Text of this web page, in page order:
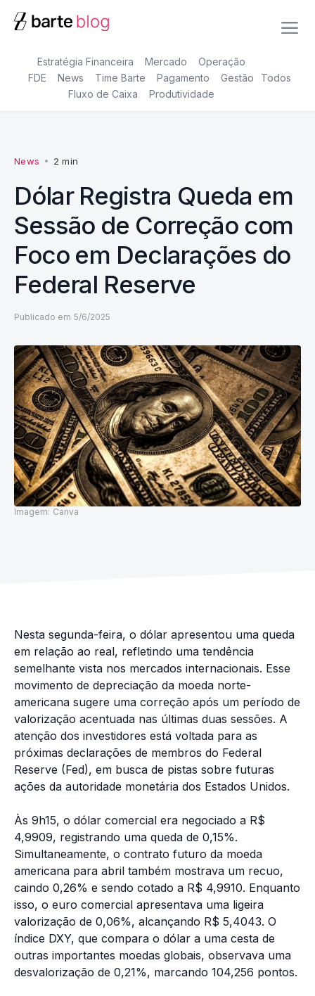
Estratégia Financeira Mercado
Operação
FDE
News Time Barte Pagamento
Gestão
Fluxo de Caixa
Produtividade
Todos
News • 2 min
Dólar Registra Queda em
Sessão de Correção com
Foco em Declarações do
Federal Reserve
Publicado em 5/6/2025
Imagem: Canva
Nesta segunda-feira, o dólar apresentou uma queda
em relação ao real, refletindo uma tendência
semelhante vista nos mercados internacionais. Esse
movimento de depreciação da moeda norte-
americana sugere uma correção após um período de
valorização acentuada nas últimas duas sessões. A
atenção dos investidores está voltada para as
próximas declarações de membros do Federal
Reserve (Fed), em busca de pistas sobre futuras
ações da autoridade monetária dos Estados Unidos.
Às 9h15, o dólar comercial era negociado a R$
4,9909, registrando uma queda de 0,15%.
Simultaneamente, o contrato futuro da moeda
americana para abril também mostrava um recuo,
caindo 0,26% e sendo cotado a R$ 4,9910. Enquanto
isso, o euro comercial apresentava uma ligeira
valorização de 0,06%, alcançando R$ 5,4043. O
índice DXY, que compara o dólar a uma cesta de
outras importantes moedas globais, observava uma
desvalorização de 0,21%, marcando 104,256 pontos.